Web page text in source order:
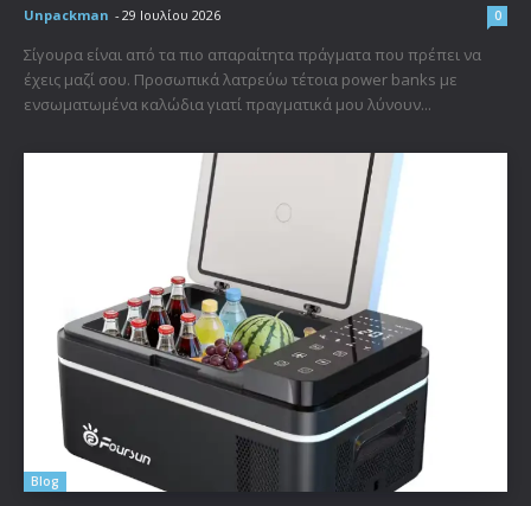
Unpackman - 29 Ιουλίου 2026 0
Σίγουρα είναι από τα πιο απαραίτητα πράγματα που πρέπει να
έχεις μαζί σου. Προσωπικά λατρεύω τέτοια power banks με
ενσωματωμένα καλώδια γιατί πραγματικά μου λύνουν...
Blog